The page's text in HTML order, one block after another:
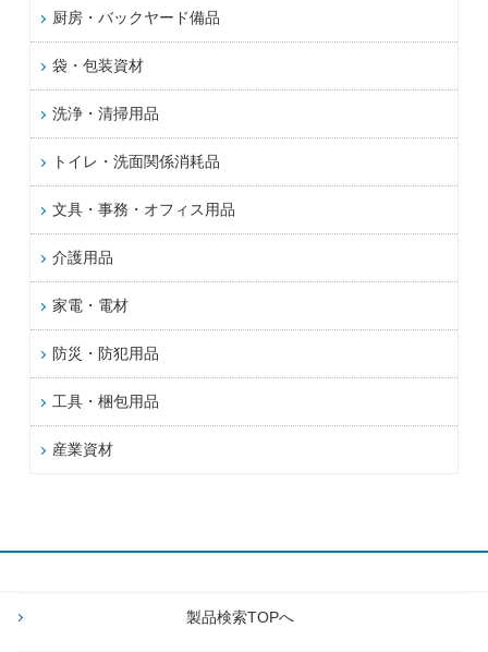
厨房・バックヤード備品
袋・包装資材
洗浄・清掃用品
トイレ・洗面関係消耗品
文具・事務・オフィス用品
介護用品
家電・電材
防災・防犯用品
工具・梱包用品
産業資材
製品検索TOPへ